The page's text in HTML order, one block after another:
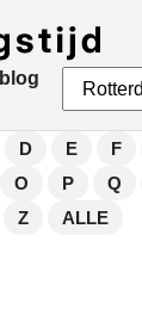
blog
D E F
O P Q
Z ALLE